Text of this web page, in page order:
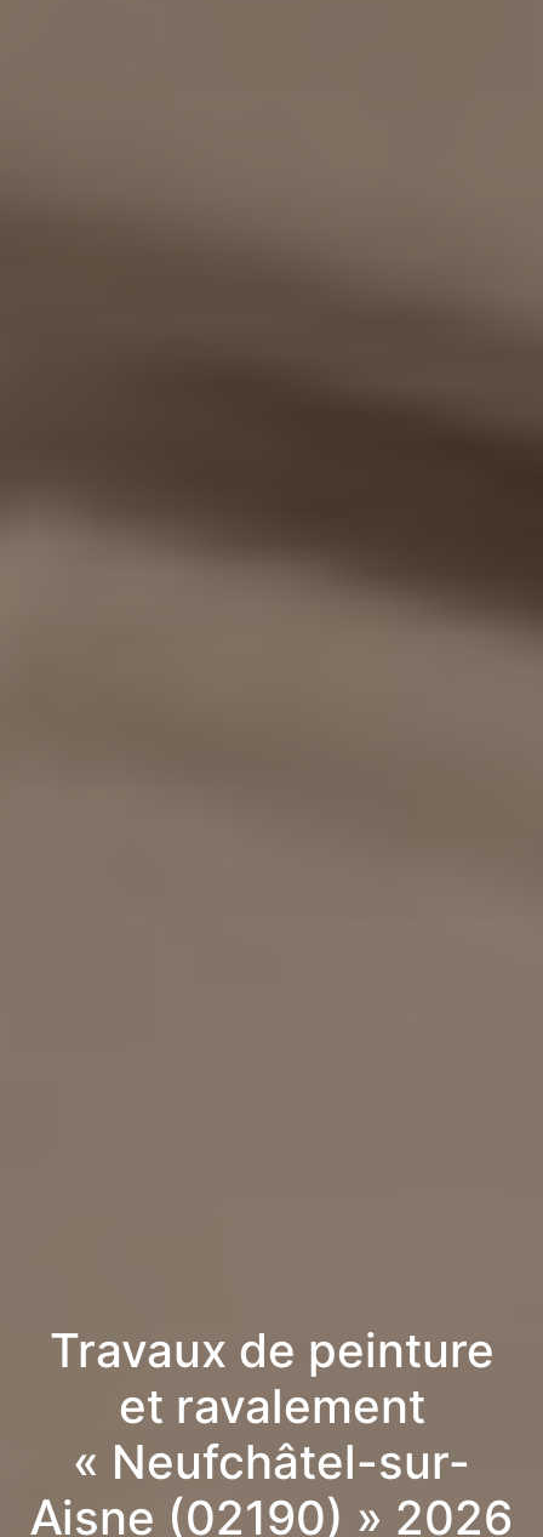
Travaux de peinture
et ravalement
« Neufchâtel-sur-
Aisne (02190) » 2026